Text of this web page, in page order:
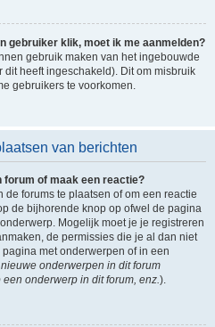
gebruiker klik, moet ik me aanmelden?
gebruik maken van het ingebouwde
heeft ingeschakeld). Dit om misbruik
gebruikers te voorkomen.
van berichten
forum of maak een reactie?
forums te plaatsen of om een reactie
de bijhorende knop op ofwel de pagina
Mogelijk moet je je registreren
de permissies die je al dan niet
met onderwerpen of in een
onderwerpen in dit forum
onderwerp in dit forum, enz.).